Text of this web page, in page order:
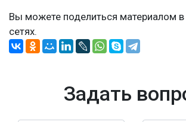
Вы можете поделиться материалом
сетях.
Задать